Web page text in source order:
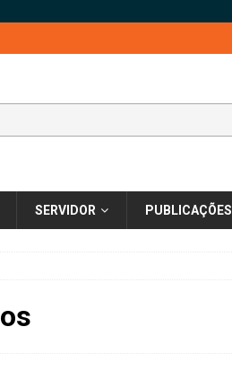
SERVIDOR PUBLICAÇÕES